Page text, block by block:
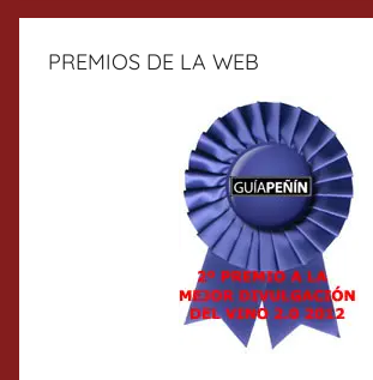
PREMIOS DE LA WEB